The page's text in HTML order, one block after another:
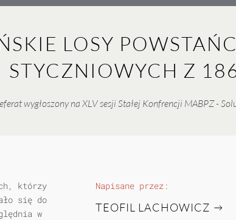
LOSY
STYCZNIOWYCH Z
wygłoszony na XLV sesji Stałej Konfrencji MABPZ -
którzy
się do
w
Napisane przez:
TEOFIL LACHOWICZ